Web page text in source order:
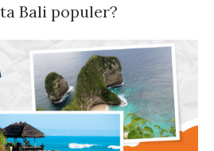
Bali populer?